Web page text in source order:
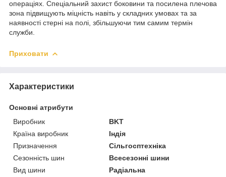
операціях. Спеціальний захист боковини та посилена плечова
зона підвищують міцність навіть у складних умовах та за
наявності стерні на полі, збільшуючи тим самим термін
служби.
Приховати
Характеристики
Основні атрибути
Виробник
BKT
Країна виробник
Індія
Призначення
Сільгосптехніка
Сезонність шин
Всесезонні шини
Вид шини
Радіальна